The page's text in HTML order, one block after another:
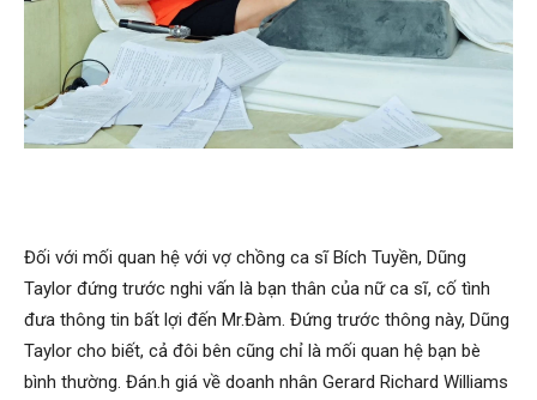
Đối với mối quan hệ với vợ chồng ca sĩ Bích Tuyền, Dũng
Taylor đứng trước nghi vấn là bạn thân của nữ ca sĩ, cố tình
đưa thông tin bất lợi đến Mr.Đàm. Đứng trước thông này, Dũng
Taylor cho biết, cả đôi bên cũng chỉ là mối quan hệ bạn bè
bình thường. Đán.h giá về doanh nhân Gerard Richard Williams